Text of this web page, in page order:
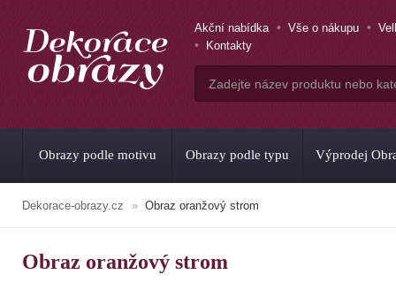
Akční nabídka Vše o nákupu
Kontakty
Obrazy podle motivu Obrazy podle typu Výprodej
Dekorace-obrazy.cz Obraz oranžový strom
Obraz oranžový strom